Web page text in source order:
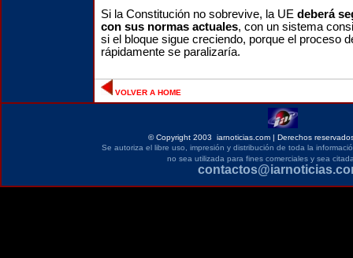
Si la Constitución no sobrevive, la UE deberá
con sus normas actuales, con un sistema
si el bloque sigue creciendo, porque el proceso
rápidamente se paralizaría.
VOLVER A HOME
© Copyright 2003 iarnoticias.com | Derechos
Se autoriza el libre uso, impresión y distribución de toda la
no sea utilizada para fines comerciales y sea